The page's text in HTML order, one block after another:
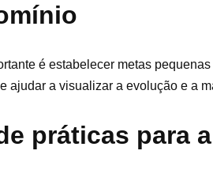
é estabelecer metas
ajudar a visualizar a evolução e a
práticas para